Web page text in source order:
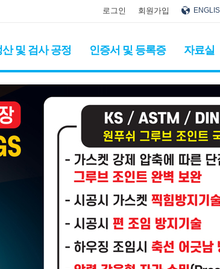
로그인 회원가입
산 및 검사 공정 인증서 및 등록증 자료실